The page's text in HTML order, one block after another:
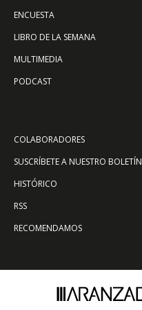
ENCUESTA
LIBRO DE LA SEMANA
MULTIMEDIA
PODCAST
COLABORADORES
SUSCRÍBETE A NUESTRO BOLETÍN
HISTÓRICO
RSS
RECOMENDAMOS